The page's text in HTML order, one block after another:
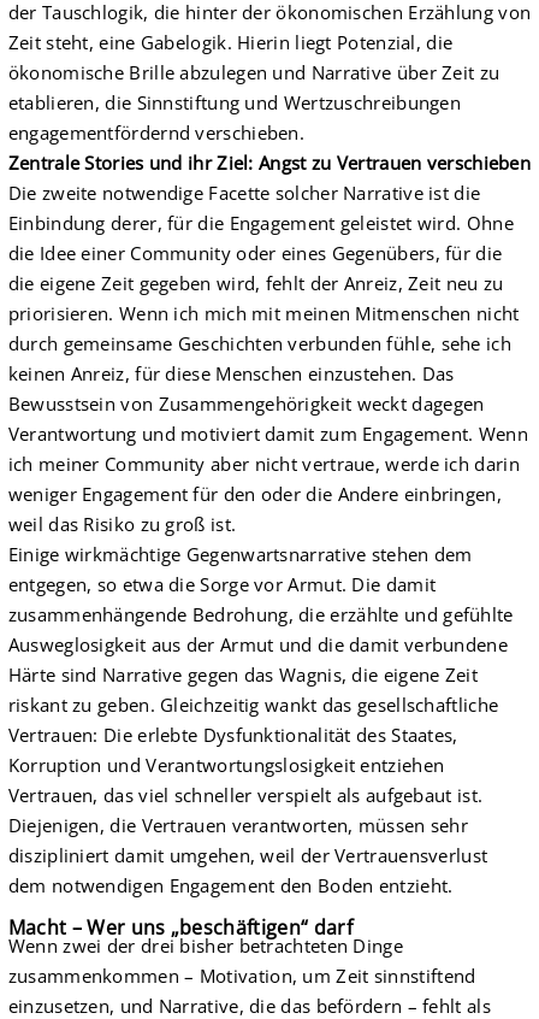
der Tauschlogik, die hinter der ökonomischen Erzählung von
Zeit steht, eine Gabelogik. Hierin liegt Potenzial, die
ökonomische Brille abzulegen und Narrative über Zeit zu
etablieren, die Sinnstiftung und Wertzuschreibungen
engagementfördernd verschieben.
Zentrale Stories und ihr Ziel: Angst zu Vertrauen verschieben
Die zweite notwendige Facette solcher Narrative ist die
Einbindung derer, für die Engagement geleistet wird. Ohne
die Idee einer Community oder eines Gegenübers, für die
die eigene Zeit gegeben wird, fehlt der Anreiz, Zeit neu zu
priorisieren. Wenn ich mich mit meinen Mitmenschen nicht
durch gemeinsame Geschichten verbunden fühle, sehe ich
keinen Anreiz, für diese Menschen einzustehen. Das
Bewusstsein von Zusammengehörigkeit weckt dagegen
Verantwortung und motiviert damit zum Engagement. Wenn
ich meiner Community aber nicht vertraue, werde ich darin
weniger Engagement für den oder die Andere einbringen,
weil das Risiko zu groß ist.
Einige wirkmächtige Gegenwartsnarrative stehen dem
entgegen, so etwa die Sorge vor Armut. Die damit
zusammenhängende Bedrohung, die erzählte und gefühlte
Ausweglosigkeit aus der Armut und die damit verbundene
Härte sind Narrative gegen das Wagnis, die eigene Zeit
riskant zu geben. Gleichzeitig wankt das gesellschaftliche
Vertrauen: Die erlebte Dysfunktionalität des Staates,
Korruption und Verantwortungslosigkeit entziehen
Vertrauen, das viel schneller verspielt als aufgebaut ist.
Diejenigen, die Vertrauen verantworten, müssen sehr
diszipliniert damit umgehen, weil der Vertrauensverlust
dem notwendigen Engagement den Boden entzieht.
Macht – Wer uns „beschäftigen“ darf
Wenn zwei der drei bisher betrachteten Dinge
zusammenkommen – Motivation, um Zeit sinnstiftend
einzusetzen, und Narrative, die das befördern – fehlt als